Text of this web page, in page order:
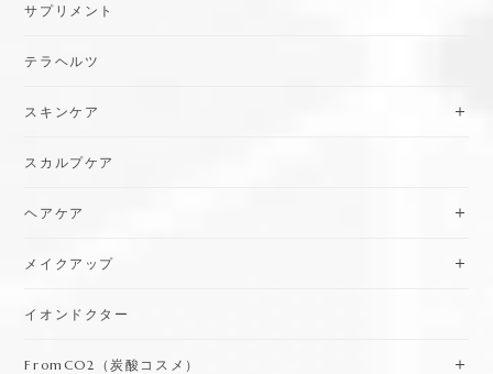
サプリメント
テラヘルツ
スキンケア
スカルプケア
ヘアケア
メイクアップ
イオンドクター
FromCO2（炭酸コスメ）